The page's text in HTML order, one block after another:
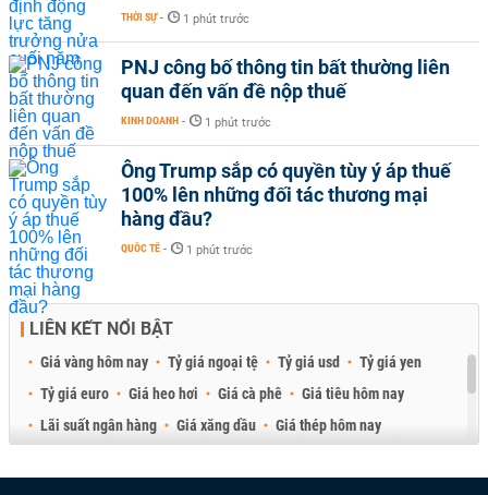
THỜI SỰ - 1 phút trước
PNJ công bố thông tin bất thường liên
quan đến vấn đề nộp thuế
KINH DOANH - 1 phút trước
Ông Trump sắp có quyền tùy ý áp thuế
100% lên những đối tác thương mại
hàng đầu?
QUỐC TẾ - 1 phút trước
LIÊN KẾT NỔI BẬT
Giá vàng hôm nay Tỷ giá ngoại tệ Tỷ giá usd
Tỷ giá yen
Tỷ giá euro
Giá heo hơi Giá cà phê
Giá tiêu hôm nay
Lãi suất ngân hàng
Giá xăng dầu
Giá thép hôm nay